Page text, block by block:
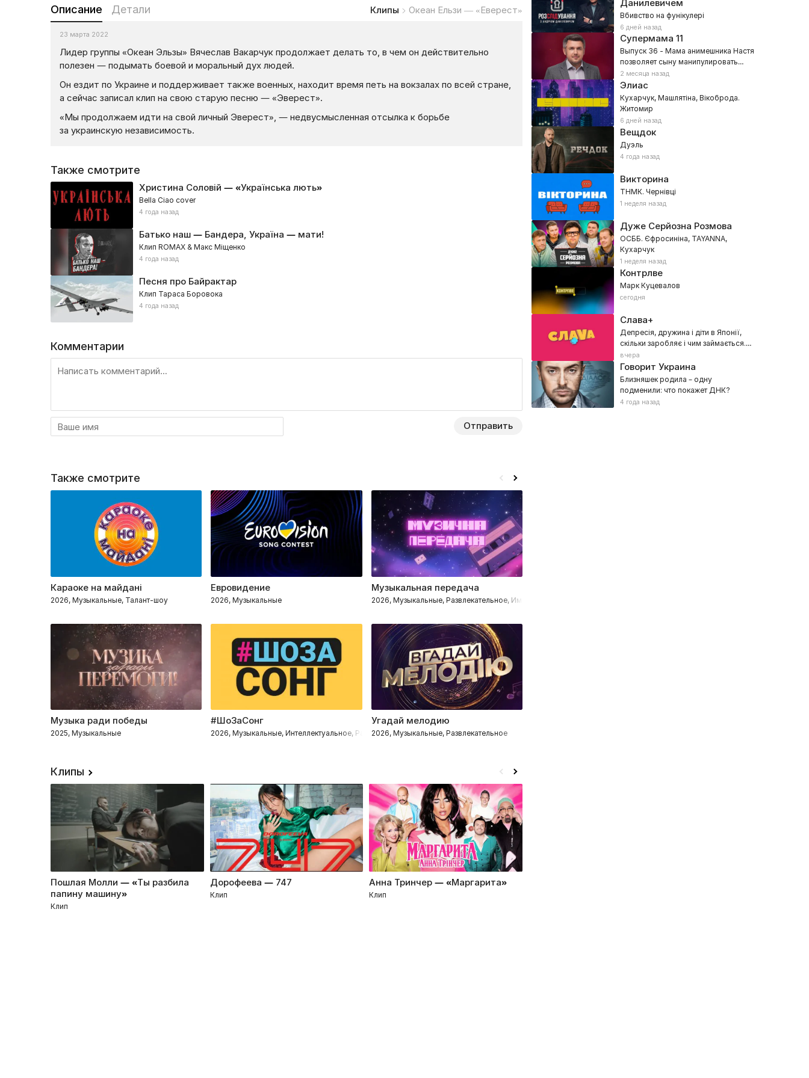
Описание Детали Клипы Океан Ельзи — «Еверест»
23 марта 2022
Лидер группы «Океан Эльзы» Вячеслав Вакарчук продолжает делать то, в чем он действительно
полезен — подымать боевой и моральный дух людей.
Он ездит по Украине и поддерживает также военных, находит время петь на вокзалах по всей стране,
а сейчас записал клип на свою старую песню — «Эверест».
«Мы продолжаем идти на свой личный Эверест», — недвусмысленная отсылка к борьбе
за украинскую независимость.
Также смотрите
Христина Соловій — «Українська лють»
Bella Ciao cover
4 года назад
Батько наш — Бандера, Україна — мати!
Клип ROMAX & Макс Міщенко
4 года назад
Песня про Байрактар
Клип Тараса Боровока
4 года назад
Комментарии
Отправить
Данилевичем
Вбивство на фунікулері
6 дней назад
Супермама 11
Выпуск 36 - Мама анимешника Настя
позволяет сыну манипулировать
собой?
2 месяца назад
Элиас
Кухарчук, Машлятіна, Вікоброда.
Житомир
6 дней назад
Вещдок
Дуэль
4 года назад
Викторина
ТНМК. Чернівці
1 неделя назад
Дуже Серйозна Розмова
ОСББ. Єфросиніна, TAYANNA,
Кухарчук
1 неделя назад
Контрлве
Марк Куцевалов
сегодня
Слава+
Депресія, дружина і діти в Японії,
скільки заробляє і чим займається.
Павло Шилько
вчера
Говорит Украина
Близняшек родила – одну
подменили: что покажет ДНК?
4 года назад
Также смотрите
Караоке на майдані
2026, Музыкальные, Талант-шоу
Евровидение
2026, Музыкальные
Музыкальная передача
2026, Музыкальные, Развлекательное, Импровизация, Интеллектуальное
Музыка ради победы
2025, Музыкальные
#ШоЗаСонг
2026, Музыкальные, Интеллектуальное, Развлекательное
Угадай мелодию
2026, Музыкальные, Развлекательное
Клипы
Пошлая Молли — «Ты разбила
папину машину»
Клип
Дорофеева — 747
Клип
Анна Тринчер — «Маргарита»
Клип